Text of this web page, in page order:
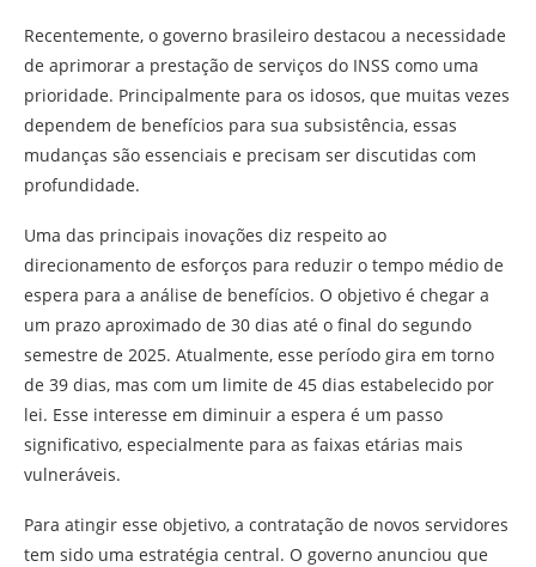
Recentemente, o governo brasileiro destacou a necessidade
de aprimorar a prestação de serviços do INSS como uma
prioridade. Principalmente para os idosos, que muitas vezes
dependem de benefícios para sua subsistência, essas
mudanças são essenciais e precisam ser discutidas com
profundidade.
Uma das principais inovações diz respeito ao
direcionamento de esforços para reduzir o tempo médio de
espera para a análise de benefícios. O objetivo é chegar a
um prazo aproximado de 30 dias até o final do segundo
semestre de 2025. Atualmente, esse período gira em torno
de 39 dias, mas com um limite de 45 dias estabelecido por
lei. Esse interesse em diminuir a espera é um passo
significativo, especialmente para as faixas etárias mais
vulneráveis.
Para atingir esse objetivo, a contratação de novos servidores
tem sido uma estratégia central. O governo anunciou que